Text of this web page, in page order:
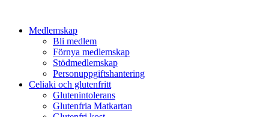
Medlemskap
Bli medlem
Förnya medlemskap
Stödmedlemskap
Personuppgiftshantering
Celiaki och glutenfritt
Glutenintolerans
Glutenfria Matkartan